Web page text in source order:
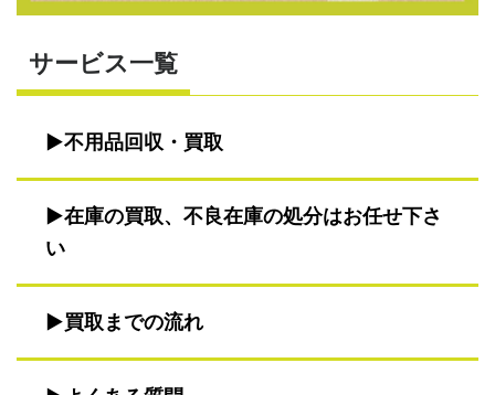
サービス一覧
不用品回収・買取
在庫の買取、不良在庫の処分はお任せ下さ
い
買取までの流れ